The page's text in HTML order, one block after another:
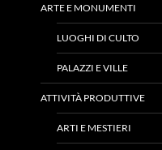
ARTE E MONUMENTI
LUOGHI DI CULTO
PALAZZI E VILLE
ATTIVITÀ PRODUTTIVE
ARTI E MESTIERI